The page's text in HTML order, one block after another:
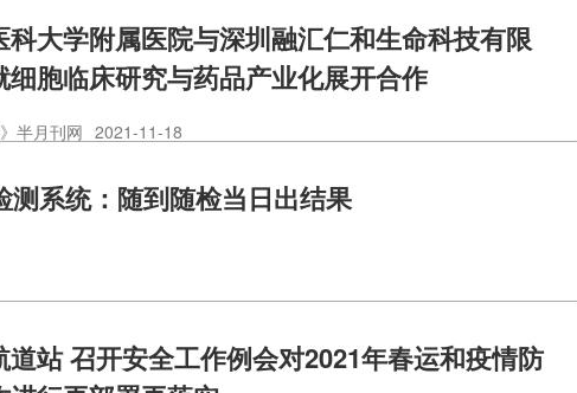
科大学附属医院与深圳融汇仁和生命科技有限
细胞临床研究与药品产业化展开合作
半月刊网 2021-11-18
系统：随到随检当日出结果
道站 召开安全工作例会对2021年春运和疫情防